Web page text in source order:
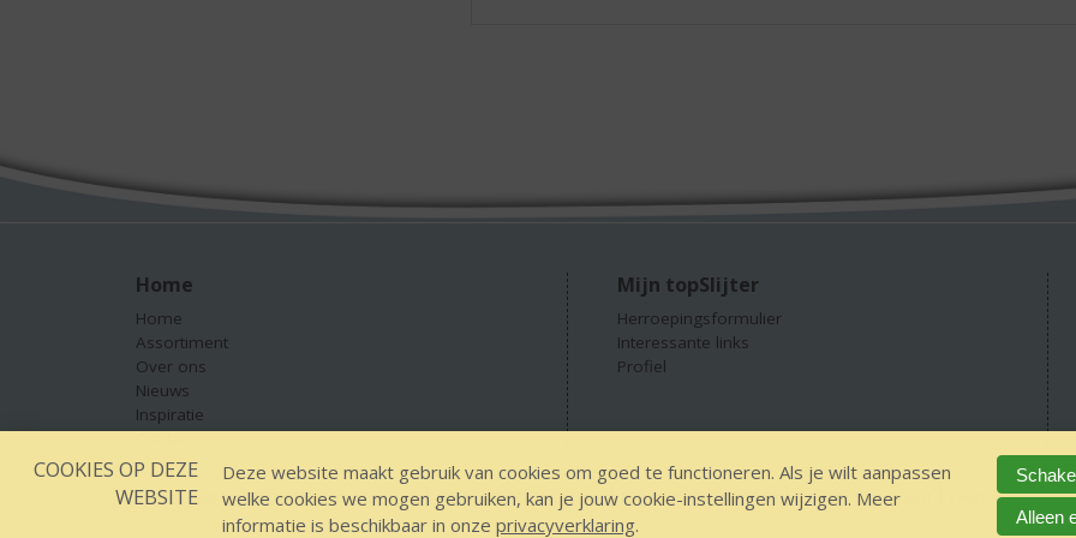
Home
Home
Assortiment
Over ons
Nieuws
Inspiratie
Contact
Mijn topSlijter
Herroepingsformulier
Interessante links
Profiel
Designed by YOOKY smart concepts GEEN 18 GEEN alcohol IDIN/ITSME sitemap Privacy Statement Disclaimer
COOKIES OP DEZE
WEBSITE
Deze website maakt gebruik van cookies om goed te functioneren. Als je wilt aanpassen
welke cookies we mogen gebruiken, kan je jouw cookie-instellingen wijzigen. Meer
informatie is beschikbaar in onze privacyverklaring. Alleen